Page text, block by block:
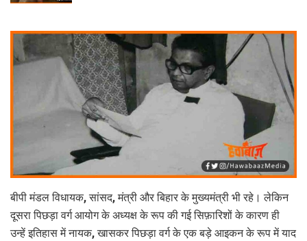
बीपी मंडल विधायक, सांसद, मंत्री और बिहार के मुख्यमंत्री भी रहे। लेकिन
दूसरा पिछड़ा वर्ग आयोग के अध्यक्ष के रूप की गई सिफ़ारिशों के कारण ही
उन्हें इतिहास में नायक, खासकर पिछड़ा वर्ग के एक बड़े आइकन के रूप में याद